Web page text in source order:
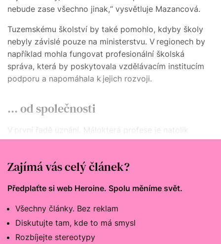
nebude zase všechno jinak,“ vysvětluje Mazancová.
Tuzemskému školství by také pomohlo, kdyby školy
nebyly závislé pouze na ministerstvu. V regionech by
například mohla fungovat profesionální školská
správa, která by poskytovala vzdělávacím institucím
podporu a napomáhala k jejich rozvoji.
... od společnosti
V první řadě uznání. Málokterá profese je natolik
nedoceněná, zesměšňovaná a znevažovaná jako ta
Zajímá vás celý článek?
Předplaťte si web Heroine. Spolu měníme svět.
Všechny články. Bez reklam
Diskutujte tam, kde to má smysl
Rozbíjejte stereotypy